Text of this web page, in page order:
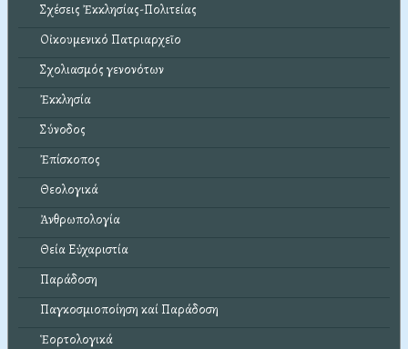
Σχέσεις Ἐκκλησίας-Πολιτείας
Οἰκουμενικό Πατριαρχεῖο
Σχολιασμός γενονότων
Ἐκκλησία
Σύνοδος
Ἐπίσκοπος
Θεολογικά
Ἀνθρωπολογία
Θεία Εὐχαριστία
Παράδοση
Παγκοσμιοποίηση καί Παράδοση
Ἑορτολογικά